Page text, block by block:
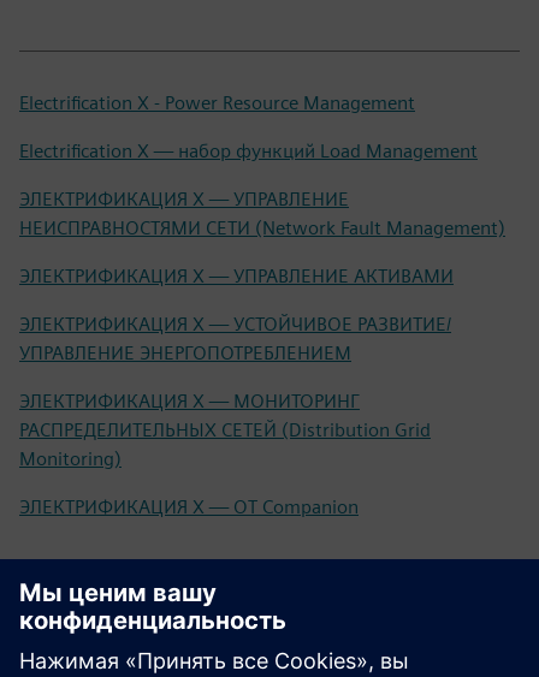
Electrification X - Power Resource Management
Electrification X — набор функций Load Management
ЭЛЕКТРИФИКАЦИЯ X — УПРАВЛЕНИЕ
НЕИСПРАВНОСТЯМИ СЕТИ (Network Fault Management)
ЭЛЕКТРИФИКАЦИЯ X — УПРАВЛЕНИЕ АКТИВАМИ
ЭЛЕКТРИФИКАЦИЯ X — УСТОЙЧИВОЕ РАЗВИТИЕ/
УПРАВЛЕНИЕ ЭНЕРГОПОТРЕБЛЕНИЕМ
ЭЛЕКТРИФИКАЦИЯ X — МОНИТОРИНГ
РАСПРЕДЕЛИТЕЛЬНЫХ СЕТЕЙ (Distribution Grid
Monitoring)
ЭЛЕКТРИФИКАЦИЯ X — OT Companion